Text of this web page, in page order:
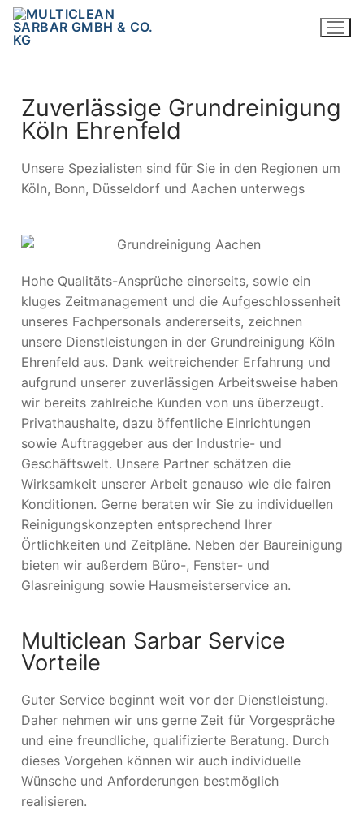
Zuverlässige Grundreinigung
Köln Ehrenfeld
Unsere Spezialisten sind für Sie in den Regionen um
Köln, Bonn, Düsseldorf und Aachen unterwegs
Hohe Qualitäts-Ansprüche einerseits, sowie ein
kluges Zeitmanagement und die Aufgeschlossenheit
unseres Fachpersonals andererseits, zeichnen
unsere Dienstleistungen in der Grundreinigung Köln
Ehrenfeld aus. Dank weitreichender Erfahrung und
aufgrund unserer zuverlässigen Arbeitsweise haben
wir bereits zahlreiche Kunden von uns überzeugt.
Privathaushalte, dazu öffentliche Einrichtungen
sowie Auftraggeber aus der Industrie- und
Geschäftswelt. Unsere Partner schätzen die
Wirksamkeit unserer Arbeit genauso wie die fairen
Konditionen. Gerne beraten wir Sie zu individuellen
Reinigungskonzepten entsprechend Ihrer
Örtlichkeiten und Zeitpläne. Neben der Baureinigung
bieten wir außerdem Büro-, Fenster- und
Glasreinigung sowie Hausmeisterservice an.
Multiclean Sarbar Service
Vorteile
Guter Service beginnt weit vor der Dienstleistung.
Daher nehmen wir uns gerne Zeit für Vorgespräche
und eine freundliche, qualifizierte Beratung. Durch
dieses Vorgehen können wir auch individuelle
Wünsche und Anforderungen bestmöglich
realisieren.